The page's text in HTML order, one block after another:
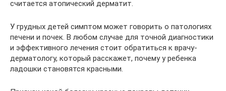
считается атопический дерматит.
У грудных детей симптом может говорить о патологиях
печени и почек. В любом случае для точной диагностики
и эффективного лечения стоит обратиться к врачу-
дерматологу, который расскажет, почему у ребенка
ладошки становятся красными.